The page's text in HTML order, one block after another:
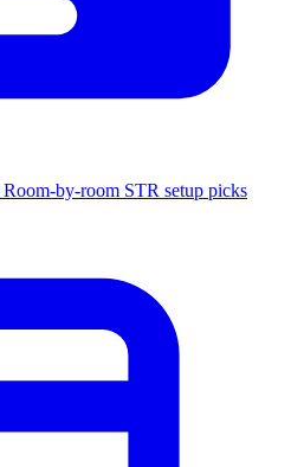
Room-by-room STR setup picks